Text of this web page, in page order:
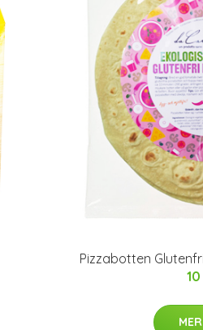
Pizzabotten
10